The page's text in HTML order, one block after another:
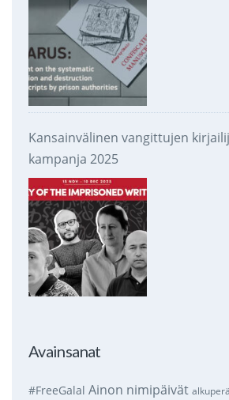
Kansainvälinen vangittujen
kampanja 2025
Avainsanat
#FreeGalal Ainon nimipäivät